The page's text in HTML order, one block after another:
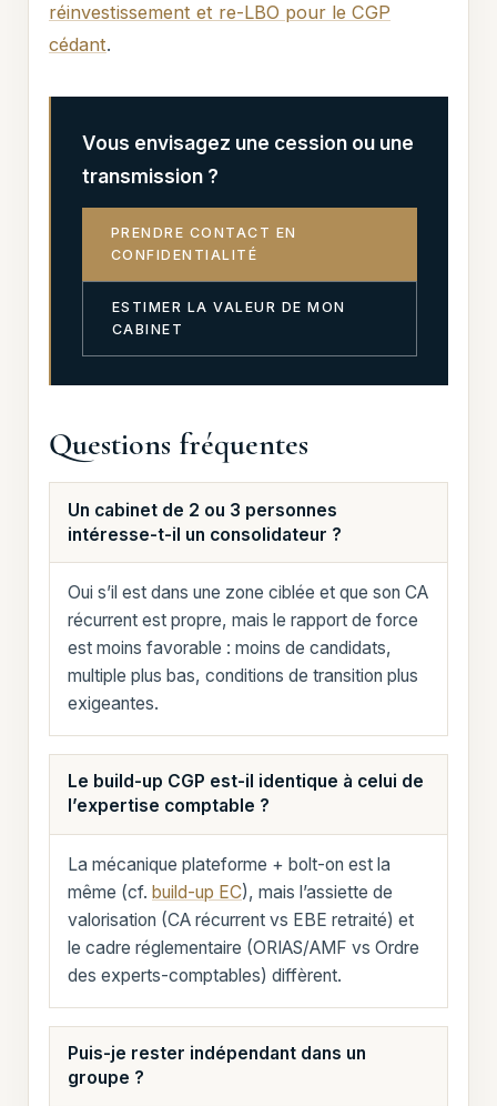
réinvestissement et re-LBO pour le CGP
cédant.
Vous envisagez une cession ou une
transmission ?
PRENDRE CONTACT EN
CONFIDENTIALITÉ
ESTIMER LA VALEUR DE MON
CABINET
Questions fréquentes
Un cabinet de 2 ou 3 personnes
intéresse-t-il un consolidateur ?
Oui s’il est dans une zone ciblée et que son CA
récurrent est propre, mais le rapport de force
est moins favorable : moins de candidats,
multiple plus bas, conditions de transition plus
exigeantes.
Le build-up CGP est-il identique à celui de
l’expertise comptable ?
La mécanique plateforme + bolt-on est la
même (cf.build-up EC), mais l’assiette de
valorisation (CA récurrent vs EBE retraité) et
le cadre réglementaire (ORIAS/AMF vs Ordre
des experts-comptables) diffèrent.
Puis-je rester indépendant dans un
groupe ?